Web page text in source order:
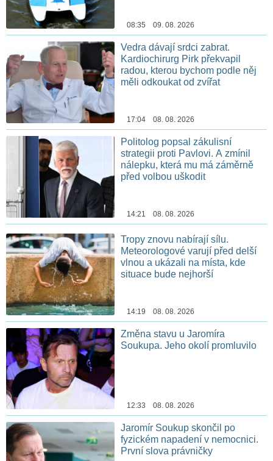
08:35 09. 08. 2026
Vedra dávají srdci zabrat.
Kardiochirurg Pirk překvapil
radou, kterou bychom podle něj
měli odkoukat od zvířat
17:04 08. 08. 2026
Politolog popsal zákulisní
strategii proti Pavlovi. A zmínil
nálepku, která mu má záměrně
před volbou uškodit
14:21 08. 08. 2026
Tropy znovu nabírají sílu.
Meteorologové varují před delší
vlnou a ukázali na místa, kde
situace bude nejhorší
14:19 08. 08. 2026
Změna stavu u Jaromíra
Soukupa. Jeho okolí promluvilo
12:33 08. 08. 2026
Jaromír Soukup skončil po
fyzickém napadení v nemocnici.
První slova právničky